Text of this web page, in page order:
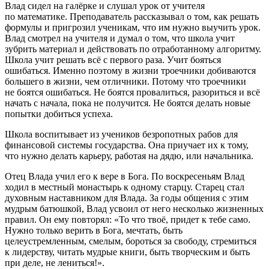
Влад сидел на галёрке и слушал урок от учителя
по математике. Преподаватель рассказывал о том, как решать
формулы и пригрозил ученикам, что им нужно выучить урок.
Влад смотрел на учителя и думал о том, что школа учит
зубрить материал и действовать по отработанному алгоритму.
Школа учит решать всё с первого раза. Учит бояться
ошибаться. Именно поэтому в жизни троечники добиваются
большего в жизни, чем отличники. Потому что троечники
не боятся ошибаться. Не боятся провалиться, разориться и всё
начать с начала, пока не получится. Не боятся делать новые
попытки добиться успеха.
Школа воспитывает из учеников безропотных рабов для
финансовой системы государства. Она приучает их к тому,
что нужно делать карьеру, работая на дядю, или начальника.
Отец Влада учил его к вере в Бога. По воскресеньям Влад
ходил в местный монастырь к одному старцу. Старец стал
духовным наставником для Влада. За годы общения с этим
мудрым батюшкой, Влад усвоил от него несколько жизненных
правил. Он ему повторял: «То что твоё, придет к тебе само.
Нужно только верить в Бога, мечтать, быть
целеустремленным, смелым, бороться за свободу, стремиться
к лидерству, читать мудрые книги, быть творческим и быть
при деле, не лениться!».